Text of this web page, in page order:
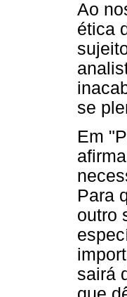
Ao
ética
se
Em
Para
outro
sairá